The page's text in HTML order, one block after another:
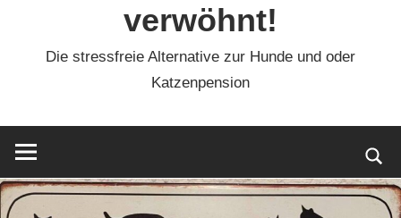
verwöhnt!
Die stressfreie Alternative zur Hunde und oder
Katzenpension